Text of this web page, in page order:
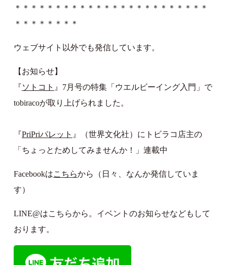
＊＊＊＊＊＊＊＊＊＊＊＊＊＊＊＊＊＊＊＊＊＊＊＊
＊＊＊＊＊＊＊＊
ウェブサイト以外でも発信しています。
【お知らせ】
『ソトコト 』7月号の特集「ウエルビーイング入門」で
tobiracoが取り上げられました。
『PriPriパレット 』（世界文化社）にトビラコ店主の
「ちょっとためしてみませんか！」連載中
Facebookはこちらから（日々、なんか発信していま
す）
LINE@はこちらから。イベントのお知らせなどもして
おります。